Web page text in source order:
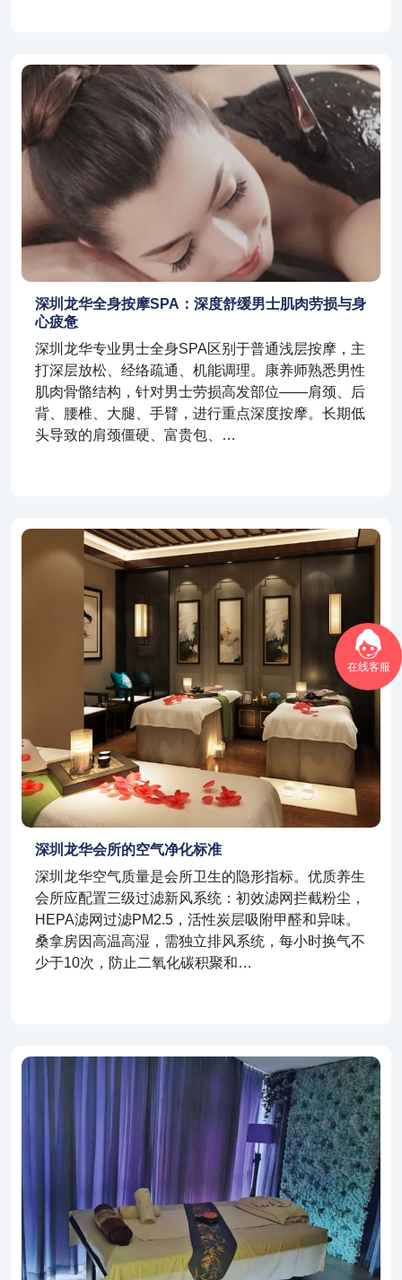
在线客服
深圳龙华全身按摩SPA：深度舒缓男士肌肉劳损与身
心疲惫
深圳龙华专业男士全身SPA区别于普通浅层按摩，主
打深层放松、经络疏通、机能调理。康养师熟悉男性
肌肉骨骼结构，针对男士劳损高发部位——肩颈、后
背、腰椎、大腿、手臂，进行重点深度按摩。长期低
头导致的肩颈僵硬、富贵包、…
深圳龙华会所的空气净化标准
深圳龙华空气质量是会所卫生的隐形指标。优质养生
会所应配置三级过滤新风系统：初效滤网拦截粉尘，
HEPA滤网过滤PM2.5，活性炭层吸附甲醛和异味。
桑拿房因高温高湿，需独立排风系统，每小时换气不
少于10次，防止二氧化碳积聚和…